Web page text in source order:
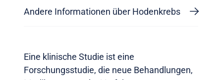
Andere Informationen über Hodenkrebs
Eine klinische Studie ist eine
Forschungsstudie, die neue Behandlungen,